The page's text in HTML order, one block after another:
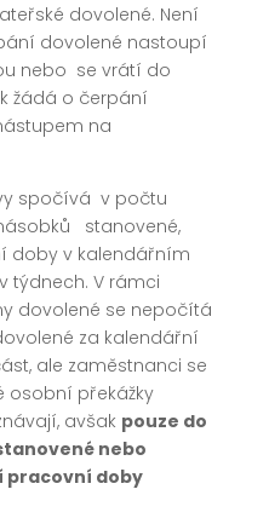
dovolené. Není
dovolené nastoupí
nebo se vrátí do
žádá o čerpání
na
spočívá v počtu
stanovené,
doby v kalendářním
týdnech. V rámci
dovolené se nepočítá
za kalendářní
ale zaměstnanci se
osobní překážky
avšak pouze do
nebo
pracovní doby